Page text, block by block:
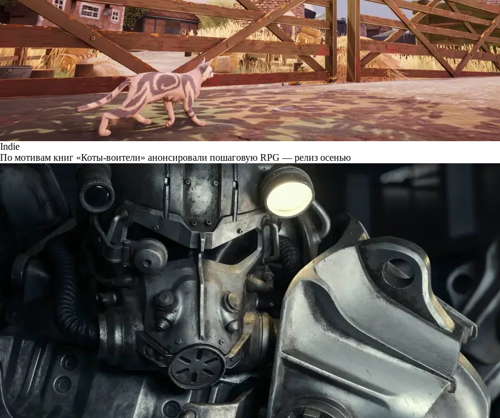
Indie
По мотивам книг «Коты-воители» анонсировали пошаговую RPG — релиз осенью